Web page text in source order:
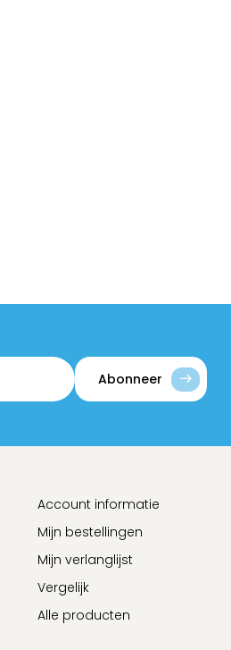
Abonneer
Account informatie
Mijn bestellingen
Mijn verlanglijst
Vergelijk
Alle producten